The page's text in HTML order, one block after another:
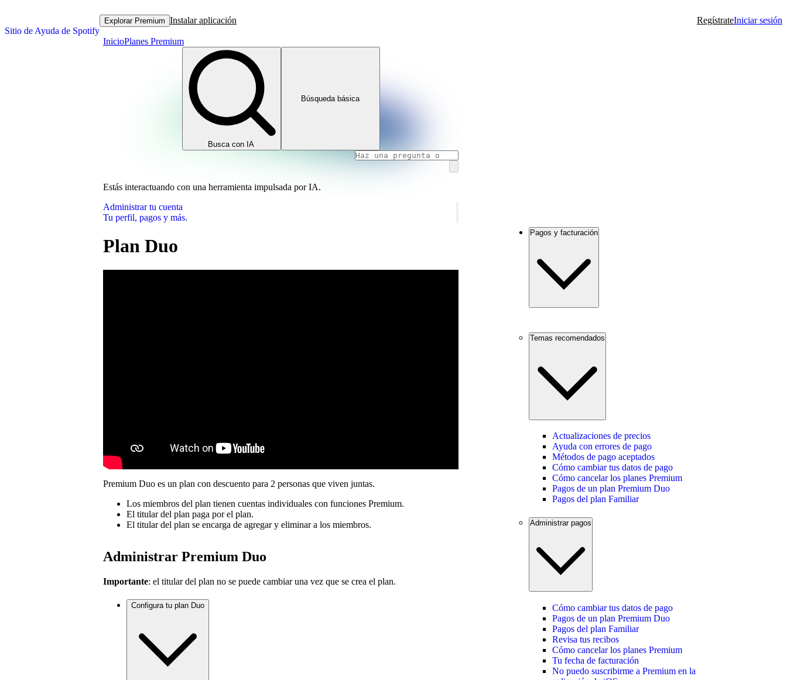
Sitio de Ayuda de Spotify
Explorar Premium Instalar aplicación RegístrateIniciar sesión
InicioPlanes Premium
Busca con IA
Búsqueda básica
Estás interactuando con una herramienta impulsada por IA.
Administrar tu cuenta
Tu perfil, pagos y más.
Plan Duo
Premium Duo es un plan con descuento para 2 personas que viven juntas.
Los miembros del plan tienen cuentas individuales con funciones Premium.
El titular del plan paga por el plan.
El titular del plan se encarga de agregar y eliminar a los miembros.
Administrar Premium Duo
Importante: el titular del plan no se puede cambiar una vez que se crea el plan.
Configura tu plan Duo
Pagos y facturación
Temas recomendados
Actualizaciones de precios
Ayuda con errores de pago
Métodos de pago aceptados
Cómo cambiar tus datos de pago
Cómo cancelar los planes Premium
Pagos de un plan Premium Duo
Pagos del plan Familiar
Administrar pagos
Cómo cambiar tus datos de pago
Pagos de un plan Premium Duo
Pagos del plan Familiar
Revisa tus recibos
Cómo cancelar los planes Premium
Tu fecha de facturación
No puedo suscribirme a Premium en la